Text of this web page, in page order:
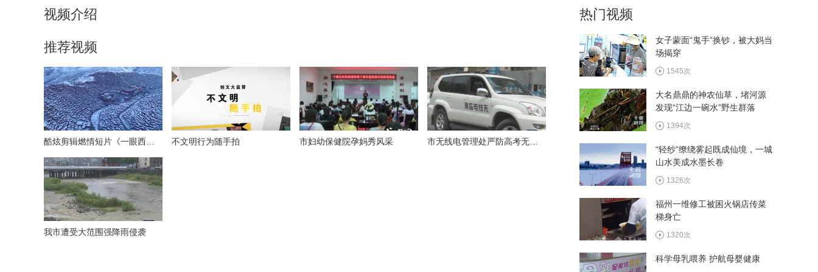
西十高铁执行优惠票价 十堰
往返西安6.4折起
看村BA畅游郧阳 多家景区
推出观赛福利
湖北省和美乡村篮球大赛总
决赛8月13日在郧阳区开赛
视频介绍
推荐视频
不文明行为随手拍 市妇幼保健院孕妈秀风采
我市遭受大范围强降雨侵袭
热门视频
女子蒙面“鬼手”换钞，被大妈当
场揭穿
1545次
大名鼎鼎的神农仙草，堵河源
发现“江边一碗水”野生群落
1394次
“轻纱”缭绕雾起既成仙境，一城
山水美成水墨长卷
1326次
福州一维修工被困火锅店传菜
梯身亡
1320次
科学母乳喂养 护航母婴健康